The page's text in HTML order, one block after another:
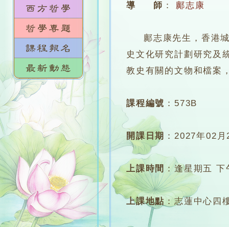
導 師 ： 鄺志康
鄺志康先生，香港城
史文化研究計劃研究及
教史有關的文物和檔案
課程編號 ： 573B
開課日期 ：2027年02月
上課時間 ：逢星期五
上課地點 ：志蓮中心四